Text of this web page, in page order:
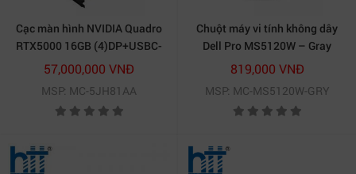
Cạc màn hình NVIDIA Quadro
RTX5000 16GB (4)DP+USBC-
5JH81AA(HP)
57,000,000 VNĐ
MSP: MC-5JH81AA
Chuột máy vi tính không dây
Dell Pro MS5120W – Gray
819,000 VNĐ
MSP: MC-MS5120W-GRY